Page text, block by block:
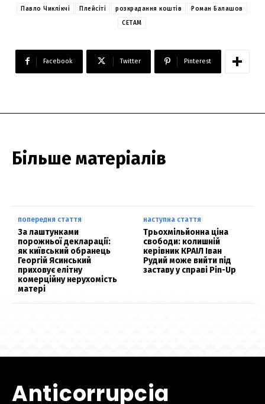
Павло Чиклікчі
Плейсіті розкрадання коштів
Роман Балашов
СЕТАМ
Facebook Twitter Pinterest
Більше матеріалів
попередня стаття
За лаштунками
порожньої декларації:
як київський обранець
Георгій Ясинський
приховує елітну
комерційну нерухомість
матері
наступна стаття
Трьохмільйонна ціна
свободи: колишній
керівник КРАІЛ Іван
Рудий може вийти під
заставу у справі Pin-Up
Anticorrupcia